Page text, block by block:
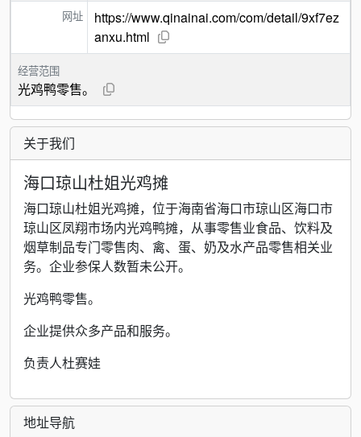
网址
https://www.qinainai.com/com/detail/9xf7ez
anxu.html
经营范围
光鸡鸭零售。
关于我们
海口琼山杜姐光鸡摊
海口琼山杜姐光鸡摊，位于海南省海口市琼山区海口市
琼山区凤翔市场内光鸡鸭摊，从事零售业食品、饮料及
烟草制品专门零售肉、禽、蛋、奶及水产品零售相关业
务。企业参保人数暂未公开。
光鸡鸭零售。
企业提供众多产品和服务。
负责人杜赛娃
地址导航